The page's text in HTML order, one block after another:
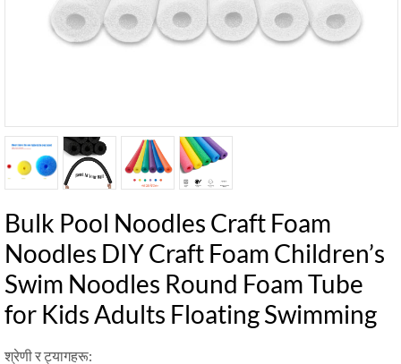
Bulk Pool Noodles Craft Foam
Noodles DIY Craft Foam Children’s
Swim Noodles Round Foam Tube
for Kids Adults Floating Swimming
श्रेणी र ट्यागहरू: